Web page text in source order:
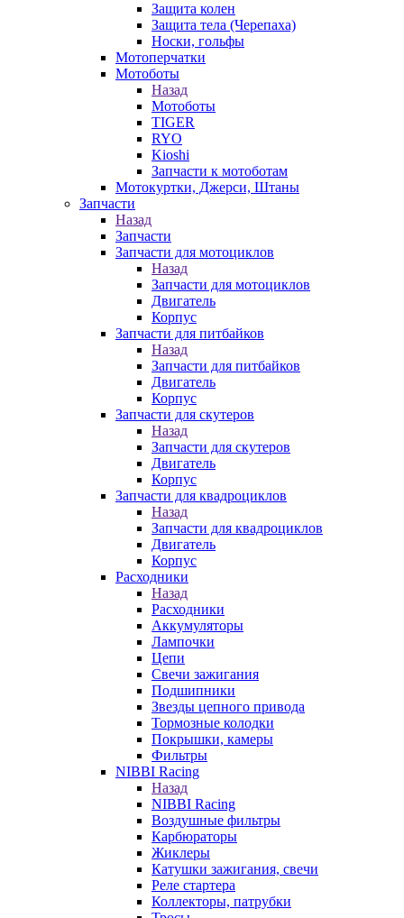
Защита колен
Защита тела (Черепаха)
Носки, гольфы
Мотоперчатки
Мотоботы
Назад
Мотоботы
TIGER
RYO
Kioshi
Запчасти к мотоботам
Мотокуртки, Джерси, Штаны
Запчасти
Назад
Запчасти
Запчасти для мотоциклов
Назад
Запчасти для мотоциклов
Двигатель
Корпус
Запчасти для питбайков
Назад
Запчасти для питбайков
Двигатель
Корпус
Запчасти для скутеров
Назад
Запчасти для скутеров
Двигатель
Корпус
Запчасти для квадроциклов
Назад
Запчасти для квадроциклов
Двигатель
Корпус
Расходники
Назад
Расходники
Аккумуляторы
Лампочки
Цепи
Свечи зажигания
Подшипники
Звезды цепного привода
Тормозные колодки
Покрышки, камеры
Фильтры
NIBBI Racing
Назад
NIBBI Racing
Воздушные фильтры
Карбюраторы
Жиклеры
Катушки зажигания, свечи
Реле стартера
Коллекторы, патрубки